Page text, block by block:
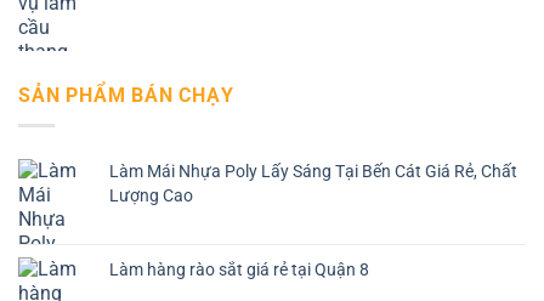
SẢN PHẨM BÁN CHẠY
Làm Mái Nhựa Poly Lấy Sáng Tại Bến Cát Giá Rẻ, Chất
Lượng Cao
Làm hàng rào sắt giá rẻ tại Quận 8